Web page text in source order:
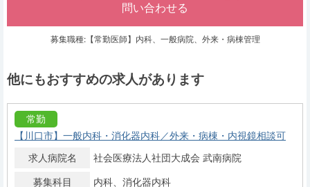
問い合わせる
募集職種:【常勤医師】内科、一般病院、外来・病棟管理
他にもおすすめの求人があります
常勤
【川口市】一般内科・消化器内科／外来・病棟・内視鏡相談可
求人病院名
社会医療法人社団大成会 武南病院
募集科目 内科 消化器内科